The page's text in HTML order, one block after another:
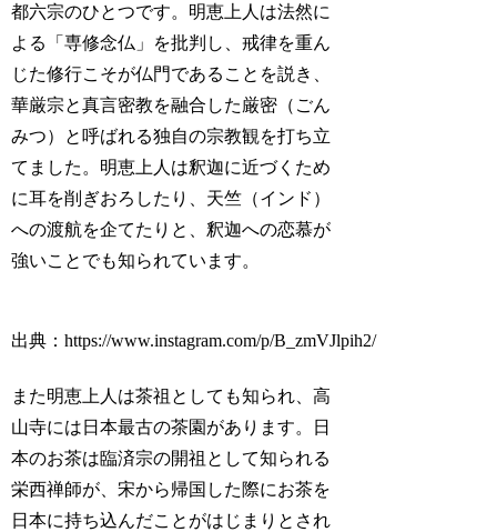
都六宗のひとつです。明恵上人は法然に
よる「専修念仏」を批判し、戒律を重ん
じた修行こそが仏門であることを説き、
華厳宗と真言密教を融合した厳密（ごん
みつ）と呼ばれる独自の宗教観を打ち立
てました。明恵上人は釈迦に近づくため
に耳を削ぎおろしたり、天竺（インド）
への渡航を企てたりと、釈迦への恋慕が
強いことでも知られています。
出典：https://www.instagram.com/p/B_zmVJlpih2/
また明恵上人は茶祖としても知られ、高
山寺には日本最古の茶園があります。日
本のお茶は臨済宗の開祖として知られる
栄西禅師が、宋から帰国した際にお茶を
日本に持ち込んだことがはじまりとされ